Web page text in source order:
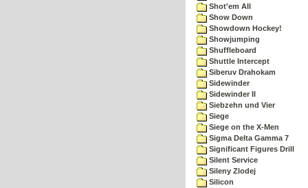
Shot'em All
Show Down
Showdown Hockey!
Showjumping
Shuffleboard
Shuttle Intercept
Siberuv Drahokam
Sidewinder
Sidewinder II
Siebzehn und Vier
Siege
Siege on the X-Men
Sigma Delta Gamma 7
Significant Figures Drill
Silent Service
Sileny Zlodej
Silicon